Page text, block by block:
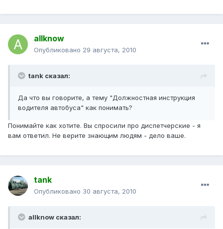
allknow
Опубликовано 29 августа, 2010
tank сказал:
Да что вы говорите, а тему "Должностная инструкция
водителя автобуса" как понимать?
Понимайте как хотите. Вы спросили про диспетчерские - я
вам ответил. Не верите знающим людям - дело ваше.
tank
Опубликовано 30 августа, 2010
allknow сказал: